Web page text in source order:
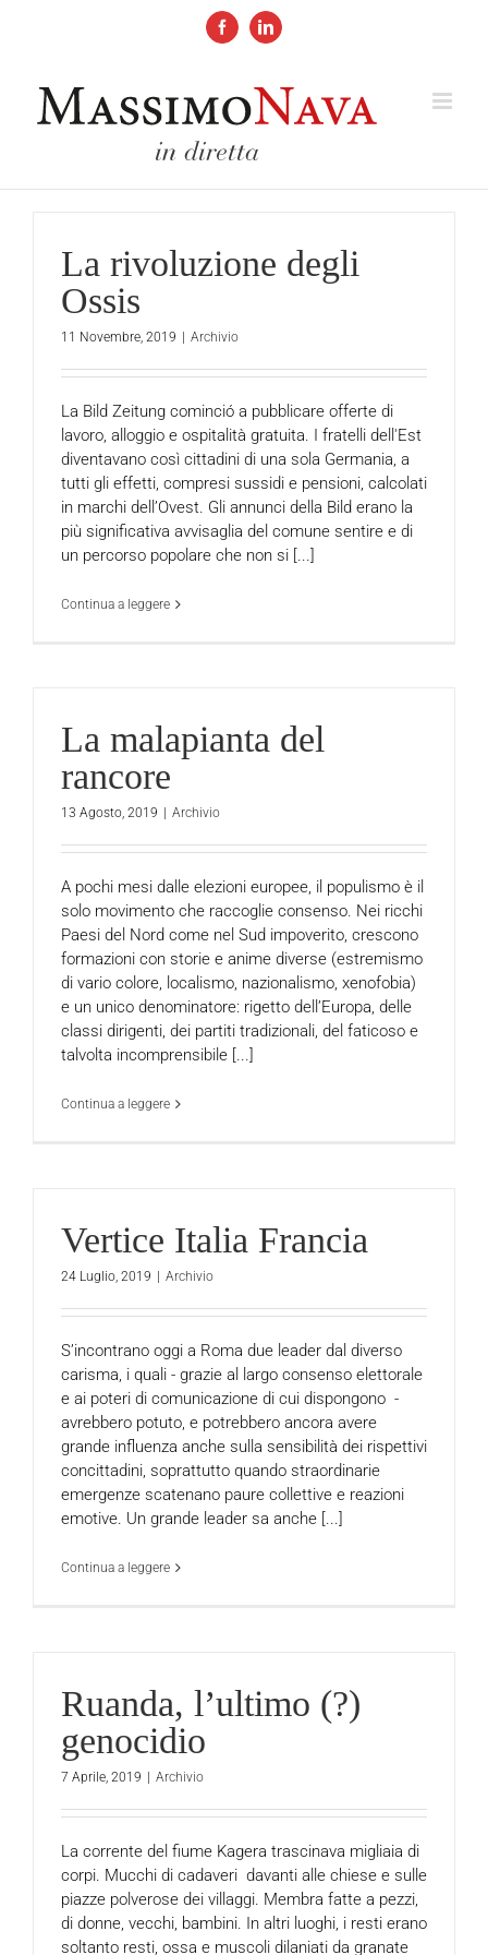
FacebookLinkedIn
La rivoluzione degli
Ossis
11 Novembre, 2019 | Archivio
La Bild Zeitung cominció a pubblicare offerte di
lavoro, alloggio e ospitalità gratuita. I fratelli dell'Est
diventavano così cittadini di una sola Germania, a
tutti gli effetti, compresi sussidi e pensioni, calcolati
in marchi dell’Ovest. Gli annunci della Bild erano la
più significativa avvisaglia del comune sentire e di
un percorso popolare che non si [...]
Continua a leggere
La malapianta del
rancore
13 Agosto, 2019 | Archivio
A pochi mesi dalle elezioni europee, il populismo è il
solo movimento che raccoglie consenso. Nei ricchi
Paesi del Nord come nel Sud impoverito, crescono
formazioni con storie e anime diverse (estremismo
di vario colore, localismo, nazionalismo, xenofobia)
e un unico denominatore: rigetto dell’Europa, delle
classi dirigenti, dei partiti tradizionali, del faticoso e
talvolta incomprensibile [...]
Continua a leggere
Vertice Italia Francia
24 Luglio, 2019 | Archivio
S’incontrano oggi a Roma due leader dal diverso
carisma, i quali - grazie al largo consenso elettorale
e ai poteri di comunicazione di cui dispongono -
avrebbero potuto, e potrebbero ancora avere
grande influenza anche sulla sensibilità dei rispettivi
concittadini, soprattutto quando straordinarie
emergenze scatenano paure collettive e reazioni
emotive. Un grande leader sa anche [...]
Continua a leggere
Ruanda, l’ultimo (?)
genocidio
7 Aprile, 2019 | Archivio
La corrente del fiume Kagera trascinava migliaia di
corpi. Mucchi di cadaveri davanti alle chiese e sulle
piazze polverose dei villaggi. Membra fatte a pezzi,
di donne, vecchi, bambini. In altri luoghi, i resti erano
soltanto resti, ossa e muscoli dilaniati da granate